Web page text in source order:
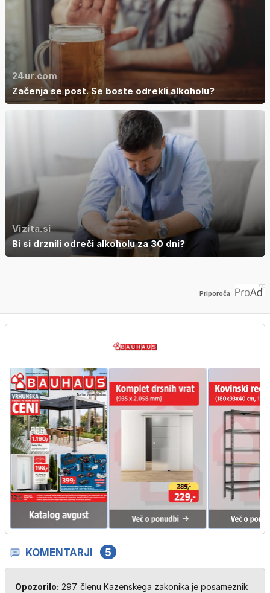
24ur.com
Začenja se post. Se boste odrekli alkoholu?
Vizita.si
Bi si drznili odreči alkoholu za 30 dni?
Priporoča
KOMENTARJI 5
Opozorilo: 297. členu Kazenskega zakonika je posameznik